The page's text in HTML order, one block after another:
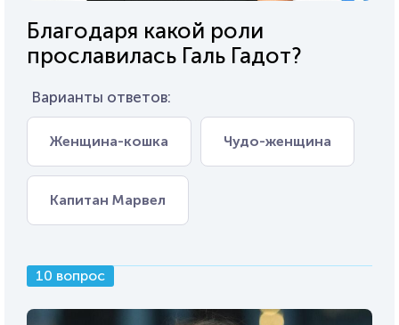
Благодаря какой роли
прославилась Галь Гадот?
Варианты ответов:
Женщина-кошка Чудо-женщина
Капитан Марвел
10 вопрос